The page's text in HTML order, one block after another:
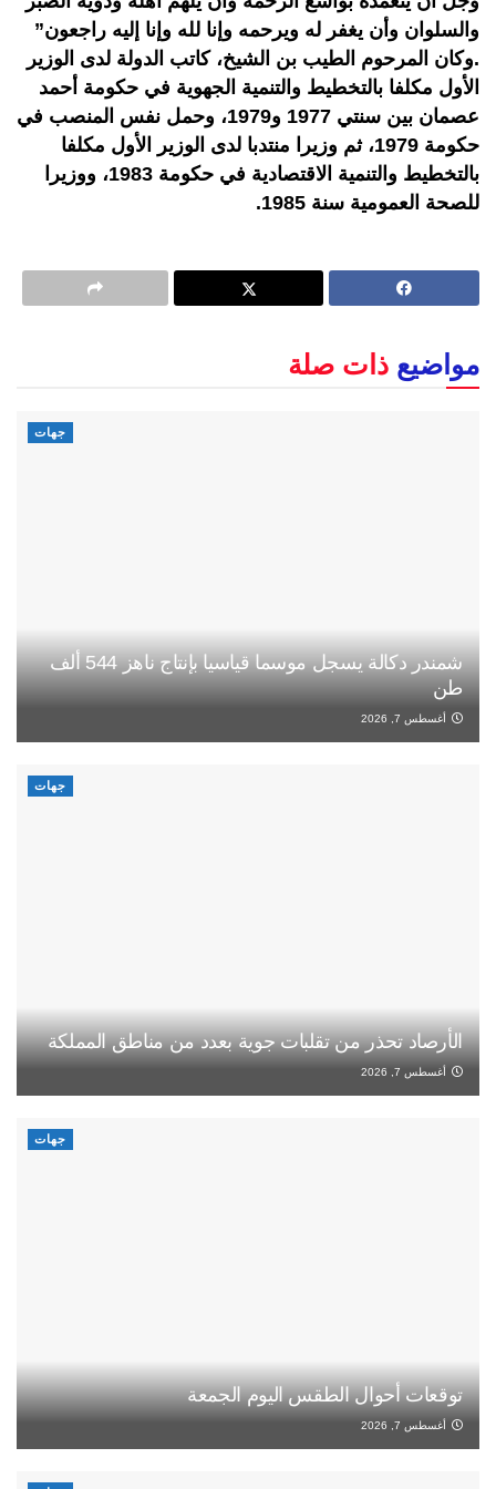
والسلوان وأن يغفر له ويرحمه وإنا لله وإنا إليه راجعون”
.وكان المرحوم الطيب بن الشيخ، كاتب الدولة لدى الوزير
الأول مكلفا بالتخطيط والتنمية الجهوية في حكومة أحمد
عصمان بين سنتي 1977 و1979، وحمل نفس المنصب في
حكومة 1979، ثم وزيرا منتدبا لدى الوزير الأول مكلفا
بالتخطيط والتنمية الاقتصادية في حكومة 1983، ووزيرا
للصحة العمومية سنة 1985.
مواضيع ذات صلة
جهات
شمندر دكالة يسجل موسما قياسيا بإنتاج ناهز 544 ألف
طن
أغسطس 7, 2026
جهات
الأرصاد تحذر من تقلبات جوية بعدد من مناطق المملكة
أغسطس 7, 2026
جهات
توقعات أحوال الطقس اليوم الجمعة
أغسطس 7, 2026